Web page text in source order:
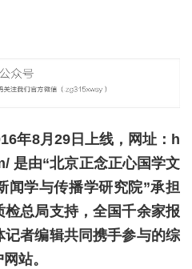
年8月29日上线，网址：h
是由“北京正念正心国学文
闻学与传播学研究院”承担
总局支持，全国千余家报
者编辑共同携手参与的综
站。